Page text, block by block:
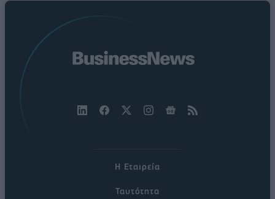
Η Εταιρεία
Ταυτότητα